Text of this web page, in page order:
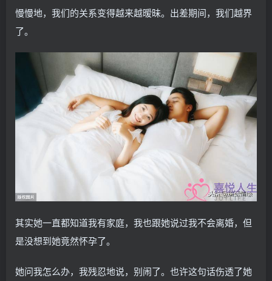
慢慢地，我们的关系变得越来越暧昧。出差期间，我们越界
了。
其实她一直都知道我有家庭，我也跟她说过我不会离婚，但
是没想到她竟然怀孕了。
她问我怎么办，我残忍地说，别闹了。也许这句话伤透了她